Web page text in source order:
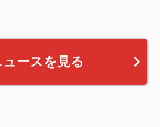
ースを見る